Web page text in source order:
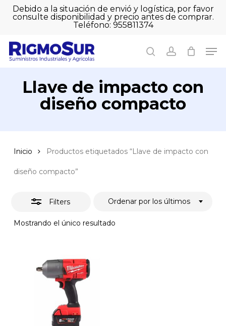
SkipDebido a la situación de envió y logística, por favor
consulte disponibilidad y precio antes de comprar.
Teléfono: 955811374
searchaccount
Cart Close
Llave de impacto con
diseño compacto
Inicio Productos etiquetados “Llave de impacto con
diseño compacto”
Filters
Mostrando el único resultado
Ordenar por los últimos
Close